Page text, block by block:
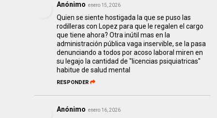
Anónimo enero 15, 2026
Quien se siente hostigada la que se puso las
rodilleras con Lopez para que le regalen el cargo
que tiene ahora? Otra inútil mas en la
administración pública vaga inservible, se la pasa
denunciando a todos por acoso laboral miren en
su legajo la cantidad de "licencias psiquiatricas"
habitue de salud mental
RESPONDER
Anónimo enero 16, 2026